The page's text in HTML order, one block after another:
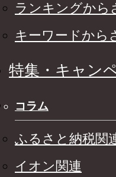
ランキングから
キーワードから
特集・キャン
コラム
ふるさと納税関
イオン関連